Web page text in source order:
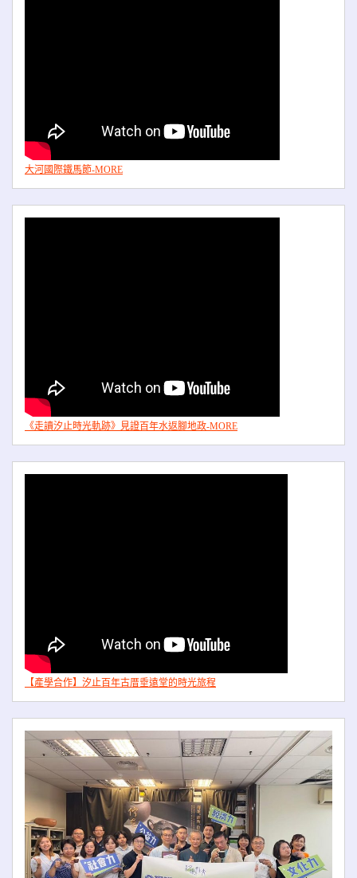
大河國際鐵馬節-MORE
《走讀汐止時光軌跡》見證百年水返腳地政-MORE
【產學合作】汐止百年古厝垂遠堂的時光旅程